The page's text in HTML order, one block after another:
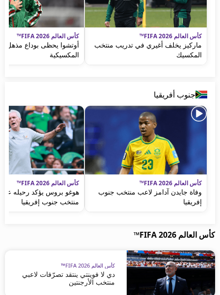
كأس العالم FIFA 2026™
ماركيز يخلف أغيري في تدريب منتخب
المكسيك
كأس العالم FIFA 2026™
أوتشوا يحظى بوداع مذهل
المكسيكية
جنوب أفريقيا
كأس العالم FIFA 2026™
وفاة جايدن آدامز لاعب منتخب جنوب
إفريقيا
كأس العالم FIFA 2026™
هوغو بروس يؤكد رحيله عن
منتخب جنوب إفريقيا
كأس العالم FIFA 2026™
كأس العالم FIFA 2026™
دي لا فوينتي ينتقد تصرّفات لاعبي
منتخب الأرجنتين